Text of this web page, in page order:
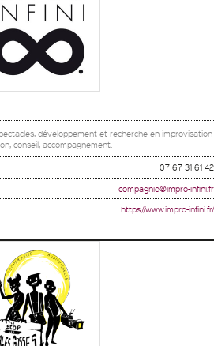
développement et recherche en improvisation
conseil, accompagnement.
07 67 31 61 42
compagnie@impro-infini.fr
https://www.impro-infini.fr/